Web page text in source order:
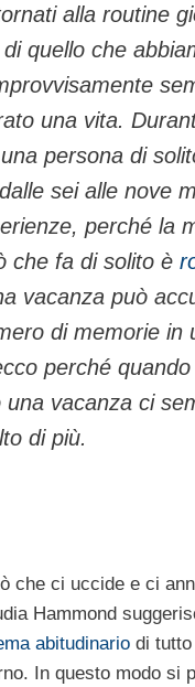
alla routine
quello che
una vita.
persona di
sei alle nove
perché la
che fa di solito è
vacanza può
di memorie in
perché quando
una vacanza ci
di più.
che ci uccide e ci
Hammond
abitudinario di
In questo modo si